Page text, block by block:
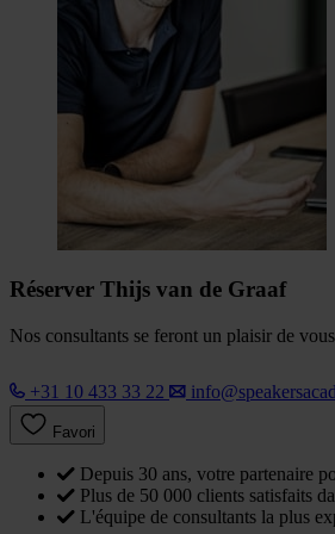
Réserver Thijs van de Graaf
Nos consultants se feront un plaisir de
+31 10 433 33 22
Favori
Depuis 30 ans, votre partenaire
Plus de 50 000 clients satisfaits
L'équipe de consultants la plus